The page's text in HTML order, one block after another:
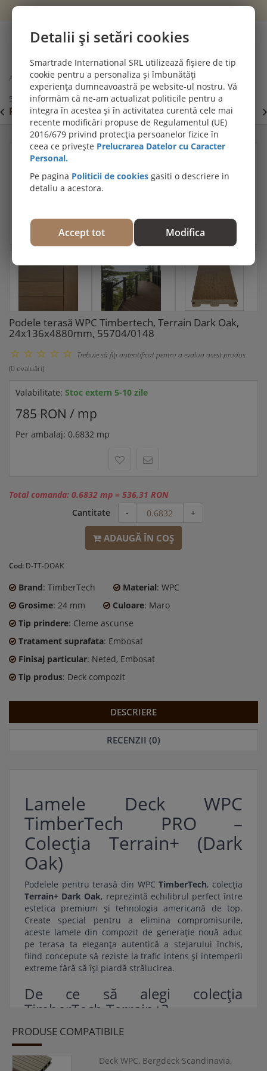
Cont
Acasă
Terase din lemn - pardoseli exterioare
Podele terasă WPC Timbertech, Terrain Dark Oak, 24x136x4880mm,
55704/0148
PROMOȚII DE IULIE! PARCHET SPC SI LVT: Viziteaza
secțiunea de pardoseli SPC SI LVT
Podele terasă WPC Timbertech, Terrain Dark Oak,
24x136x4880mm, 55704/0148
Trebuie să fiţi autentificat pentru a evalua acest produs.
(0 evaluări)
Valabilitate: Stoc extern 5-10 zile
785 RON / mp
Per ambalaj: 0.6832 mp
Total comanda: 0.6832 mp = 536,31 RON
Cantitate
- +
ADAUGĂ ÎN COŞ
Cod: D-TT-DOAK
Brand: TimberTech Material: WPC
Grosime: 24 mm Culoare: Maro
Tip prindere: Cleme ascunse
Tratament suprafata: Embosat
Finisaj particular: Neted, Embosat
Tip produs: Deck compozit
DESCRIERE
RECENZII (0)
Lamele Deck WPC
TimberTech PRO –
Colecția Terrain+ (Dark
Oak)
Podelele pentru terasă din WPCTimberTech, colecția
Terrain+ Dark Oak, reprezintă echilibrul perfect între
estetica premium și tehnologia americană de top.
Create special pentru a elimina compromisurile,
aceste lamele din compozit de generație nouă aduc
pe terasa ta eleganța autentică a stejarului închis,
fiind concepute să reziste la trafic intens și intemperii
extreme fără să își piardă strălucirea.
De ce să alegi colecția
TimberTech Terrain+?
Estetică Multi-Tonală ultra-realistă:
complexe de nuanțe și striații neregulate
PRODUSE COMPATIBILE
Deck WPC, Bergdeck Scandinavia,
Detalii și setări cookies
Smartrade International SRL utilizează fișiere de tip
cookie pentru a personaliza și îmbunătăți
experiența dumneavoastră pe website-ul nostru. Vă
informăm că ne-am actualizat politicile pentru a
integra în acestea și în activitatea curentă cele mai
recente modificări propuse de Regulamentul (UE)
2016/679 privind protecția persoanelor fizice în
ceea ce privește Prelucrarea Datelor cu Caracter
Personal.
Pe pagina Politicii de cookies gasiti o descriere in
detaliu a acestora.
Accept tot Modifica